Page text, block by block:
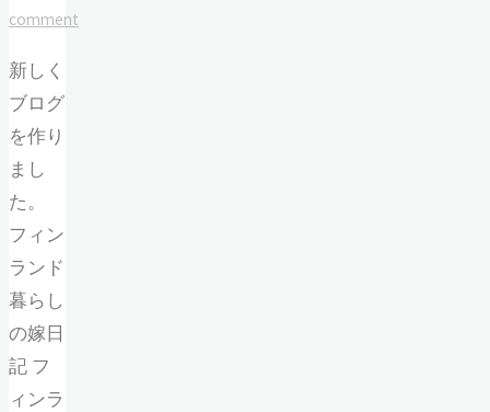
comment
新しく
ブログ
を作り
まし
た。
フィン
ランド
暮らし
の嫁日
記 フ
ィンラ